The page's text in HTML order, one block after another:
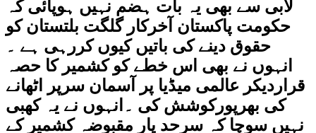
لابی سے بھی یہ بات ہضم نہیں ہوپائی کہ
حکومت پاکستان آخرکار گلگت بلتستان کو
حقوق دینے کی باتیں کیوں کررہی ہے ۔
انہوں نے بھی اس خطے کو کشمیر کا حصہ
قراردیکر عالمی میڈیا پر آسمان سرپر اٹھانے
کی بھرپورکوشش کی ۔انہوں نے یہ کھبی
نہیں سوچا کہ سرحد پار مقبوضہ کشمیر کے